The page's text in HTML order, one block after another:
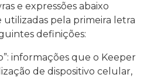
e expressões abaixo
utilizadas pela primeira letra
definições:
informações que o Keeper
de dispositivo celular,